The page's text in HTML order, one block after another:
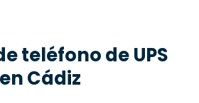
teléfono de UPS
en Cádiz